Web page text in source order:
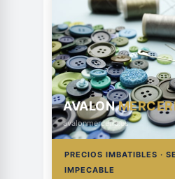
AVALON
avalonmerceria.es
PRECIOS IMBATIBLES ·
IMPECABLE